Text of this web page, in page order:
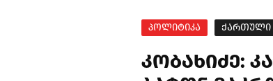
პოლიტიკა ქართული
კობახიძე: